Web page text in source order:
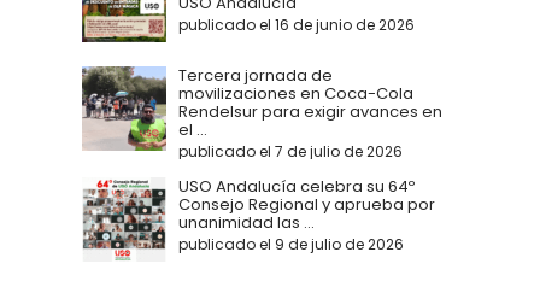
publicado el 16 de junio de 2026
Tercera jornada de
movilizaciones en Coca-Cola
Rendelsur para exigir avances en
el ...
publicado el 7 de julio de 2026
USO Andalucía celebra su 64º
Consejo Regional y aprueba por
unanimidad las ...
publicado el 9 de julio de 2026